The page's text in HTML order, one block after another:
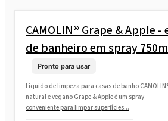
CAMOLIN® Grape & Apple
de banheiro em spray
Pronto para usar
Líquido de limpeza para casas de banho
natural e vegano Grape & Apple é um spray
conveniente para limpar superfícies...